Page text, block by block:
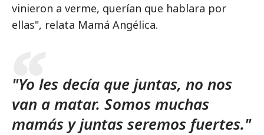
vinieron a verme, querían que hablara por
ellas", relata Mamá Angélica.
"Yo les decía que juntas, no nos
van a matar. Somos muchas
mamás y juntas seremos fuertes."